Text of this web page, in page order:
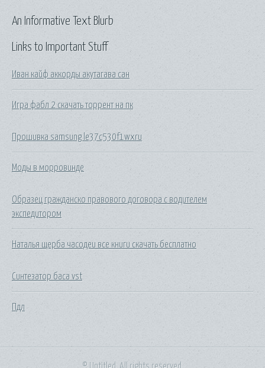
Links to Important Stuff
Иван кайф аккорды акутагава сан
Игра фабл 2 скачать торрент на пк
Прошивка samsung le37c530f1wxru
Моды в морровинде
Образец гражданско правового договора с водителем
экспедитором
Наталья щерба часодеи все книги скачать бесплатно
Синтезатор баса vst
Пдл
An Informative Text Blurb
© Untitled. All rights reserved.